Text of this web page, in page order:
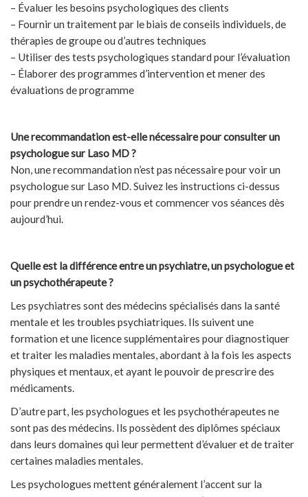
– Évaluer les besoins psychologiques des clients
– Fournir un traitement par le biais de conseils individuels, de
thérapies de groupe ou d’autres techniques
– Utiliser des tests psychologiques standard pour l’évaluation
– Élaborer des programmes d’intervention et mener des
évaluations de programme
Une recommandation est-elle nécessaire pour consulter un
psychologue sur Laso MD ?
Non, une recommandation n’est pas nécessaire pour voir un
psychologue sur Laso MD. Suivez les instructions ci-dessus
pour prendre un rendez-vous et commencer vos séances dès
aujourd’hui.
Quelle est la différence entre un psychiatre, un psychologue et
un psychothérapeute ?
Les psychiatres sont des médecins spécialisés dans la santé
mentale et les troubles psychiatriques. Ils suivent une
formation et une licence supplémentaires pour diagnostiquer
et traiter les maladies mentales, abordant à la fois les aspects
physiques et mentaux, et ayant le pouvoir de prescrire des
médicaments.
D’autre part, les psychologues et les psychothérapeutes ne
sont pas des médecins. Ils possèdent des diplômes spéciaux
dans leurs domaines qui leur permettent d’évaluer et de traiter
certaines maladies mentales.
Les psychologues mettent généralement l’accent sur la